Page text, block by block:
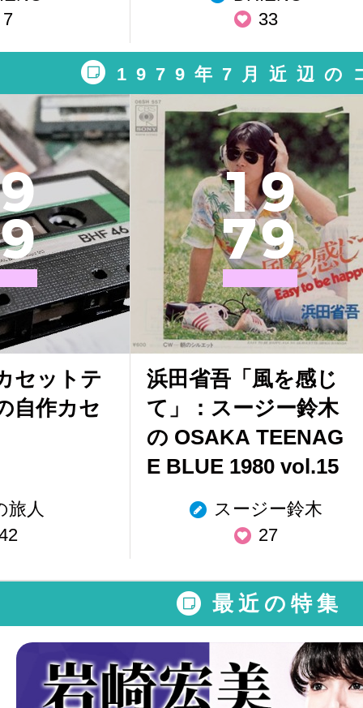
7
33
1979年7月近辺の
9
9
セットテ
自作カセ
旅人
19
79
浜田省吾「風を感じ
て」：スージー鈴木
の OSAKA TEENAG
E BLUE 1980 vol.15
スージー鈴木
27
最近の特集